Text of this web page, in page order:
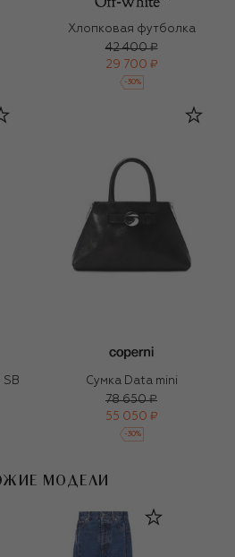
Хлопковая футболка
42 400 ₽
29 700 ₽
-30%
SB
Сумка Data mini
78 650 ₽
55 050 ₽
-30%
МОДЕЛИ